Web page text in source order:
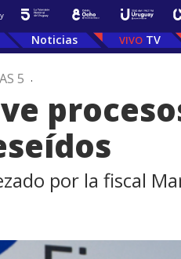
Noticias TV
5 .
por la fiscal